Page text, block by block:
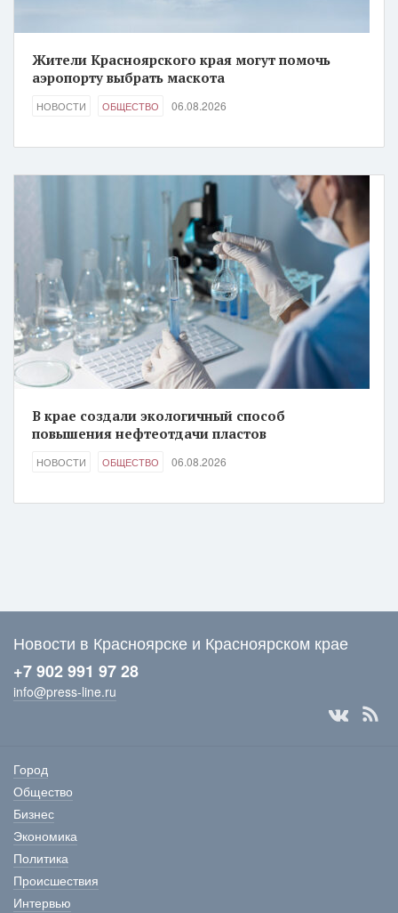
Жители Красноярского края могут помочь
аэропорту выбрать маскота
НОВОСТИ ОБЩЕСТВО 06.08.2026
В крае создали экологичный способ
повышения нефтеотдачи пластов
НОВОСТИ ОБЩЕСТВО 06.08.2026
Новости в Красноярске и Красноярском крае
+7 902 991 97 28
info@press-line.ru
Город
Общество
Бизнес
Экономика
Политика
Происшествия
Интервью